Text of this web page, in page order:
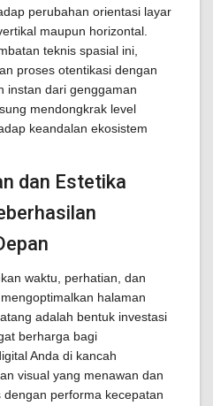
perubahan orientasi layar
maupun horizontal.
teknis spasial ini,
proses otentikasi dengan
instan dari genggaman
mendongkrak level
keandalan ekosistem
dan Estetika
waktu, perhatian, dan
halaman
adalah bentuk investasi
berharga bagi
Anda di kancah
visual yang menawan dan
performa kecepatan